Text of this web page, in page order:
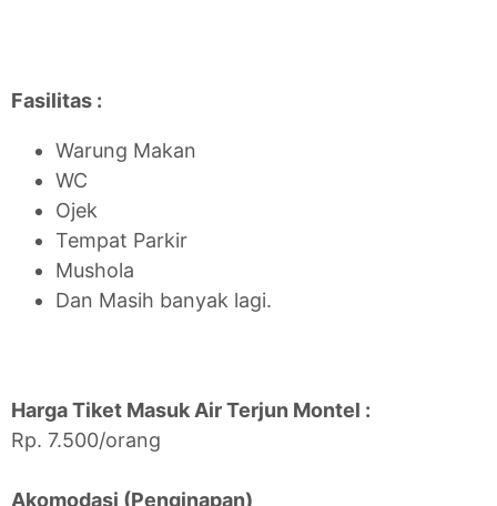
Fasilitas :
Warung Makan
WC
Ojek
Tempat Parkir
Mushola
Dan Masih banyak lagi.
Harga Tiket Masuk Air Terjun Montel :
Rp. 7.500/orang
Akomodasi (Penginapan)